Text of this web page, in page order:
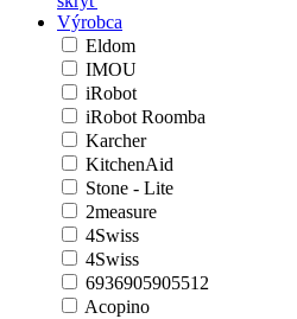
Výrobca
Eldom
IMOU
iRobot
iRobot Roomba
Karcher
KitchenAid
Stone - Lite
2measure
4Swiss
4Swiss
6936905905512
Acopino